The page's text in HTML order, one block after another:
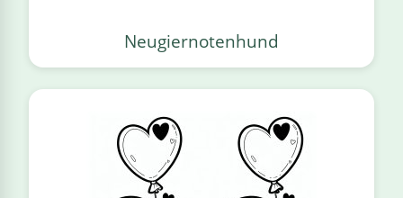
Neugiernotenhund